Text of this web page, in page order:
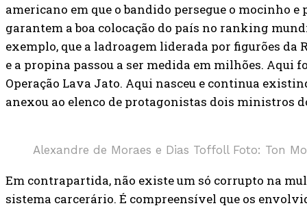
americano em que o bandido persegue o mocinho
garantem a boa colocação do país no ranking
exemplo, que a ladroagem liderada por figurões da
e a propina passou a ser medida em milhões. Aqui
Operação Lava Jato. Aqui nasceu e continua
anexou ao elenco de protagonistas dois ministros
Alexandre de Moraes e Dias Toffoll Foto: Ton
Em contrapartida, não existe um só corrupto na
sistema carcerário. É compreensível que os